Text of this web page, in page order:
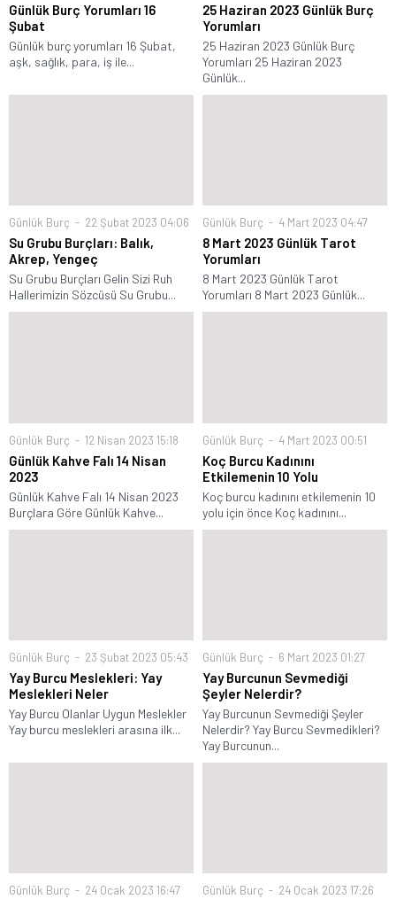
Günlük Burç Yorumları 16
Şubat
Günlük burç yorumları 16 Şubat,
aşk, sağlık, para, iş ile...
25 Haziran 2023 Günlük Burç
Yorumları
25 Haziran 2023 Günlük Burç
Yorumları 25 Haziran 2023
Günlük...
Günlük Burç 22 Şubat 2023 04:06
Su Grubu Burçları: Balık,
Akrep, Yengeç
Su Grubu Burçları Gelin Sizi Ruh
Hallerimizin Sözcüsü Su Grubu...
Günlük Burç 4 Mart 2023 04:47
8 Mart 2023 Günlük Tarot
Yorumları
8 Mart 2023 Günlük Tarot
Yorumları 8 Mart 2023 Günlük...
Günlük Burç 12 Nisan 2023 15:18
Günlük Kahve Falı 14 Nisan
2023
Günlük Kahve Falı 14 Nisan 2023
Burçlara Göre Günlük Kahve...
Günlük Burç 4 Mart 2023 00:51
Koç Burcu Kadınını
Etkilemenin 10 Yolu
Koç burcu kadınını etkilemenin 10
yolu için önce Koç kadınını...
Günlük Burç 23 Şubat 2023 05:43
Yay Burcu Meslekleri: Yay
Meslekleri Neler
Yay Burcu Olanlar Uygun Meslekler
Yay burcu meslekleri arasına ilk...
Günlük Burç 6 Mart 2023 01:27
Yay Burcunun Sevmediği
Şeyler Nelerdir?
Yay Burcunun Sevmediği Şeyler
Nelerdir? Yay Burcu Sevmedikleri?
Yay Burcunun...
Günlük Burç 24 Ocak 2023 16:47 Günlük Burç 24 Ocak 2023 17:26